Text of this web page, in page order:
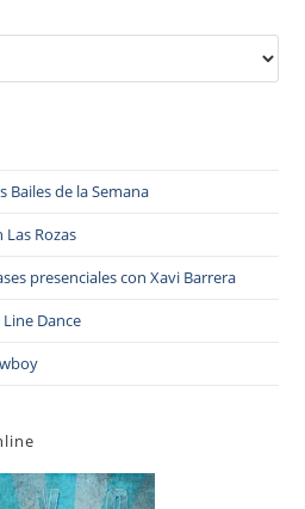
Bailes de la Semana
Rozas
presenciales con Xavi Barrera
Dance